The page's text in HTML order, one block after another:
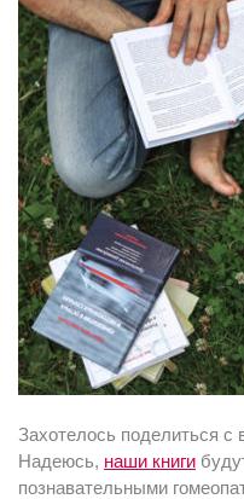
Захотелось поделиться
Надеюсь, наши книги
познавательными